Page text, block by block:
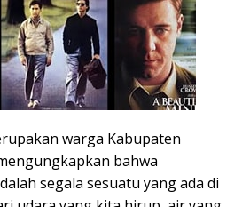
warga Kabupaten
bahwa
segala sesuatu yang ada di